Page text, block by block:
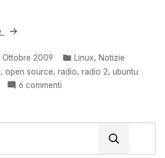
“Ubuntu
radio”
Ottobre 2009
Pubblicato
in:
Linux
Notizie
, open source, radio, radio 2, ubuntu
6 commenti
radio